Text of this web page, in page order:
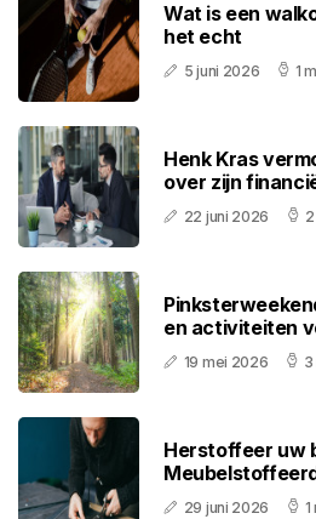
Wat is een
het echt
5 juni 2026 1
Henk Kras
over zijn
22 juni 2026
en activiteiten
19 mei 2026
Herstoffeer uw
29 juni 2026 1